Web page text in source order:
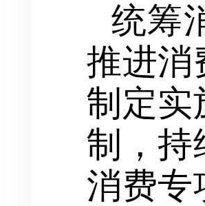
统筹
推进消
制定实
制，持
消费专